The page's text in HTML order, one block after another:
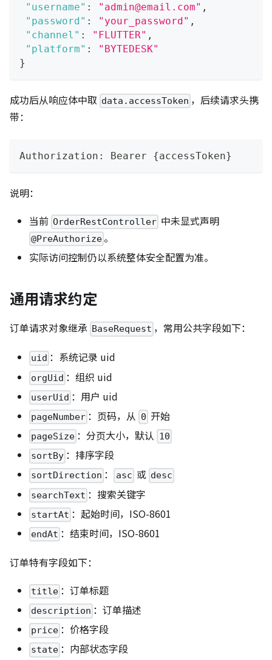
"username" : "admin@email.com" ,
"password" : "your_password" ,
"channel" : "FLUTTER" ,
"platform" :
"BYTEDESK"
}
成功后从响应体中取 data.accessToken ，后续请求头携
带：
Authorization: Bearer {accessToken}
说明：
当前 OrderRestController 中未显式声明
@PreAuthorize 。
实际访问控制仍以系统整体安全配置为准。
通用请求约定
订单请求对象继承 BaseRequest ，常用公共字段如下：
uid ：系统记录 uid
orgUid ：组织 uid
userUid ：用户 uid
pageNumber ：页码，从 0 开始
pageSize ：分页大小，默认 10
sortBy ：排序字段
sortDirection ： asc 或 desc
searchText ：搜索关键字
startAt ：起始时间，ISO-8601
endAt ：结束时间，ISO-8601
订单特有字段如下：
title ：订单标题
description ：订单描述
price ：价格字段
state ：内部状态字段